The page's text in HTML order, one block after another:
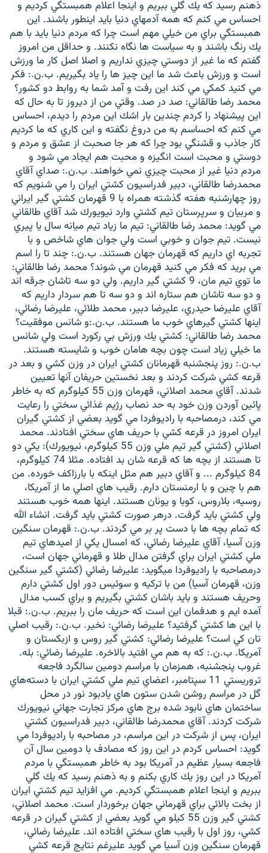
ذهنم رسيد كه يك گلي ببريم و اينجا اعلام همبستگي كرديم و
احساس مي كنم كه همه آدمهاي دنيا بايد اينطور باشند. اين
همبستگي براي من خيلي مهم است چرا كه مردم دنيا بايد با هم
يك رنگ باشند و به سياست ها نگاه نكنند. و حداقل من امروز
گفتم كه ما غير از دوستي چيزي نداريم و اصلا اصل كار ما ورزش
است و ورزش باعث شد ما اين چيز ها را ياد بگيريم. ب.ن.: فكر
مي كنيد كمكي مي كند اين رفت و آمد شما به روابط دو كشور؟
محمد رضا طالقاني: صد در صد. وقتي من از ديروز تا به حال كه
اين پيشنهاد را كردم چندين بار اشك اين مردم را ديدم، احساس
مي كنم كه احساسم به من دروغ نگفته و اين كاري كه ما كرديم
كار جاذب و قشنگي بود چرا كه هر جا صحبت از عشق و مردم و
دوستي و محبت است انگيزه و محبت هم ايجاد مي شود و
مردم دنيا غير از محبت چيزي نمي خواهند. ب.ن.: صداي آقاي
محمدرضا طالقاني، دبير فدراسيون كشتي ايران را مي شنويم كه
روز چهارشنبه هفته گذشته همراه با 9 قهرمان كشتي گير ايراني
و مربيان و سرپرستان تيم كشتي وارد نيويورك شد آقاي طالقاني
مي گويد: محمد رضا طالقاني: تيم ما زياد تيم ميانه سال يا پيري
نيست. تيم جوان و خوبي است ولي جوان هاي شاخص و با
تجربه اي داريم كه قهرمان جهان هستند. ب.ن.: چند تا را اسم
مي بريد كه فكر مي كنيد قهرمان مي شوند؟ محمد رضا طالقاني:
ما توي تيم مان، 9 كشتي گير داريم. ولي دو سه تاشان جرقه اند
و دو سه تاشان هم ستاره اند و دو سه تا هم سردار داريم كه
آقاي عليرضا حيدري، عليرضا دبير، محمد طلائي، عليرضا رضائي،
اينها كشتي گيرهاي خوب ما هستند. ب.ن.:و شانس موفقيت؟
محمد رضا طالقاني: كشتي يك ورزش بي ركورد است ولي شانس
ما خيلي زياد است چون بچه هامان خوب و شايسته هستند.
ب.ن.: روز پنجشنبه قهرمانان كشتي ايران در وزن كشي و بعد در
قرعه كشي شركت كردند و بعد نخستين حريفان آنها تعيين
شدند. آقاي محمد اصلاني، قهرمان وزن 55 كيلوگرم كه به خاطر
پائين آوردن وزن خود به حد نصاب رژيم غذائي سختي را رعايت
مي كند، درمصاحبه با راديوفردا مي گويد بعضي از كشتي گيران
ايران امروز در قرعه كشي با حريف هاي سختي افتادند. محمد
اصلاني (كشتي گير تيم ملي وزن 55 كيلوگرم، نيويورك): يكي دو
تا هستند از بچه ها كه قرعه شان بد افتاده. مثلا 74 كيلوگرم،
84 كيلوگرم ... و آقاي دبير هم مثل اينكه با بارزاكف خورده. من
هم با چين و با ارمنستان دارم. رقيب هاي اصلي ما از آمريكا،
روسيه، بلاروس، كوبا و يونان هستند. اينها همه خوب هستند
ولي كشتي بايد گرفت. درهر صورت كشتي بايد گرفت. انشاء الله
كه تمام بچه ها با دست پر بر مي گردند. ب.ن.: قهرمان سنگين
وزن آسيا، آقاي عليرضا رضائي، كه امسال يكي از اميدهاي تيم
ملي كشتي ايران براي گرفتن مدال طلا و قهرماني جهان است،
درمصاحبه با راديوفردا ميگويد: عليرضا رضائي (كشتي گير سنگين
وزن، قهرمان آسيا) من با تركيه و سوئيس دور اول كشتي دارم
وحريف هستند و بايد باشان كشتي بگيريم و براي كسب مدال
آمده ايم و هدفمان اين است كه حريف مان را ببريم. ب.ن.: قبلا
با اين ها كشتي گرفتيد؟ عليرضا رضائي: نخير. ب.ن.: رقيب اصلي
تان كي است؟ عليرضا رضائي: كشتي گير روس و ازبكستان و
آمريكا. ب.ن.: كه به هم مي افتيد بالاخره. عليرضا رضائي: بله.
غروب پنجشنبه، همزمان با مراسم دومين سالگرد فاجعه
تروريستي 11 سپتامبر، اعضاي تيم ملي کشتي ايران با دسته‌هاي
گل در مراسم روشن شدن ستون هاي يادبود نور در محل
ساختمان هاي نابود شده برج هاي مركز تجارت جهاني نيويورك
شركت كردند. آقاي محمدرضا طالقاني، دبير فدراسيون کشتي
ايران، پس از شرکت در اين مراسم، در مصاحبه با راديوفردا مي
گويد: احساس كردم در اين روز كه مصادف با دومين سال آن
فاجعه بسيار عظيم در آمريكا بود به خاطر همبستگي با مردم
آمريكا در اين روز يك كاري بكنم و به ذهنم رسيد كه يك گلي
ببريم و اينجا اعلام همبستگي كرديم. مي افزايد تيم كشتي ايران
از بخت بالائي براي قهرماني جهان برخوردار است. محمد اصلاني،
كشتي گير وزن 55 كيلو مي گويد بعضي از كشتي گيران در قرعه
كشي، روز اول با رقيب هاي سختي افتاده اند. عليرضا رضائي،
قهرمان سنگين وزن آسيا مي گويد عليرغم نتايج قرعه كشي